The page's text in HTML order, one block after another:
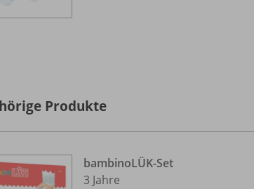
Produkte
bambinoLÜK-Set
3 Jahre